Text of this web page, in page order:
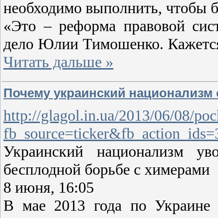
необходимо выполнить, чтобы
«Это – реформа правовой
дело Юлии Тимошенко.
Читать дальше »
Почему украинский национализм
http://glagol.in.ua/2013/06/08/
Украинский национализм
бесплодной борьбе с химерами
8 июня, 16:05
В мае 2013 года по